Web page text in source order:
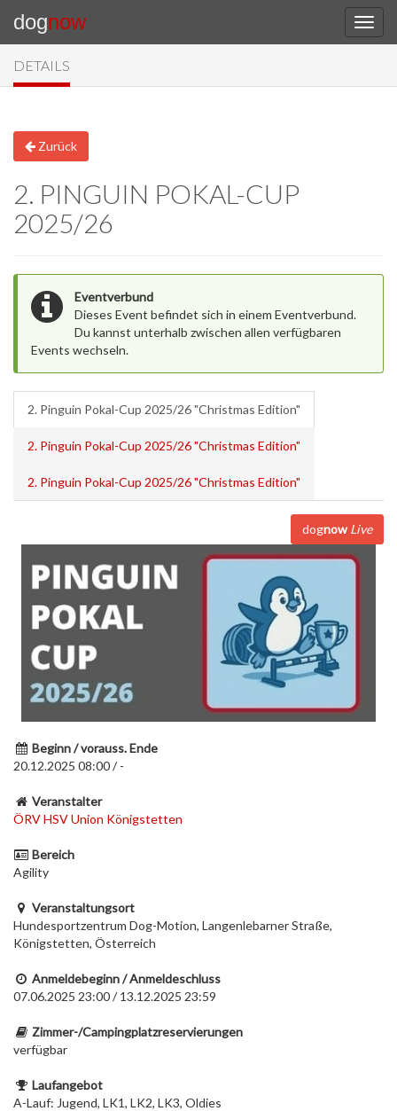
dognow
DETAILS
Zurück
2. PINGUIN POKAL-CUP
2025/26
Eventverbund
Dieses Event befindet sich in einem Eventverbund.
Du kannst unterhalb zwischen allen verfügbaren
Events wechseln.
2. Pinguin Pokal-Cup 2025/26 "Christmas Edition"
2. Pinguin Pokal-Cup 2025/26 "Christmas Edition"
2. Pinguin Pokal-Cup 2025/26 "Christmas Edition"
dognow Live
Beginn / vorauss. Ende
20.12.2025 08:00 / -
Veranstalter
ÖRV HSV Union Königstetten
Bereich
Agility
Veranstaltungsort
Hundesportzentrum Dog-Motion, Langenlebarner Straße,
Königstetten, Österreich
Anmeldebeginn / Anmeldeschluss
07.06.2025 23:00 / 13.12.2025 23:59
Zimmer-/Campingplatzreservierungen
verfügbar
Laufangebot
A-Lauf: Jugend, LK1, LK2, LK3, Oldies